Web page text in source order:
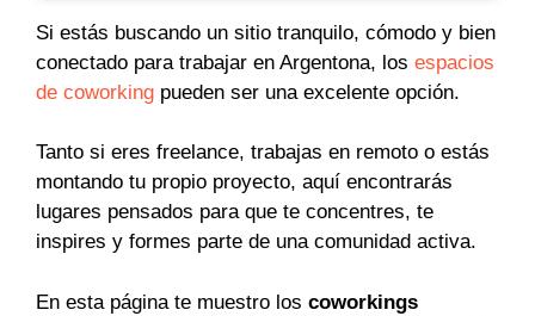
Si estás buscando un sitio tranquilo, cómodo y bien
conectado para trabajar en Argentona, los espacios
de coworking pueden ser una excelente opción.
Tanto si eres freelance, trabajas en remoto o estás
montando tu propio proyecto, aquí encontrarás
lugares pensados para que te concentres, te
inspires y formes parte de una comunidad activa.
En esta página te muestro los coworkings